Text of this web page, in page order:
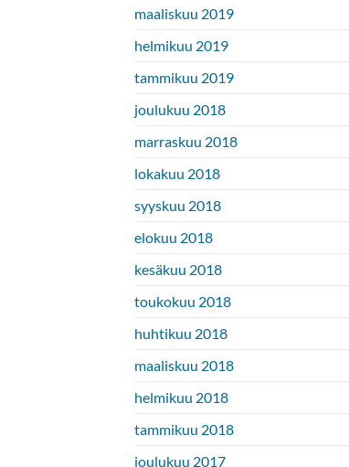
maaliskuu 2019
helmikuu 2019
tammikuu 2019
joulukuu 2018
marraskuu 2018
lokakuu 2018
syyskuu 2018
elokuu 2018
kesäkuu 2018
toukokuu 2018
huhtikuu 2018
maaliskuu 2018
helmikuu 2018
tammikuu 2018
joulukuu 2017